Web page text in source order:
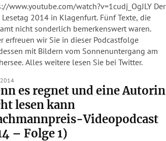
www.youtube.com/watch?v=1cudj_OgJLY Der
Lesetag 2014 in Klagenfurt. Fünf Texte, die
nicht sonderlich bemerkenswert waren.
erfreuen wir Sie in dieser Podcastfolge
mit Bildern vom Sonnenuntergang am
Alles weitere lesen Sie bei Twitter.
es regnet und eine Autorin
lesen kann
Videopodcast
– Folge 1)